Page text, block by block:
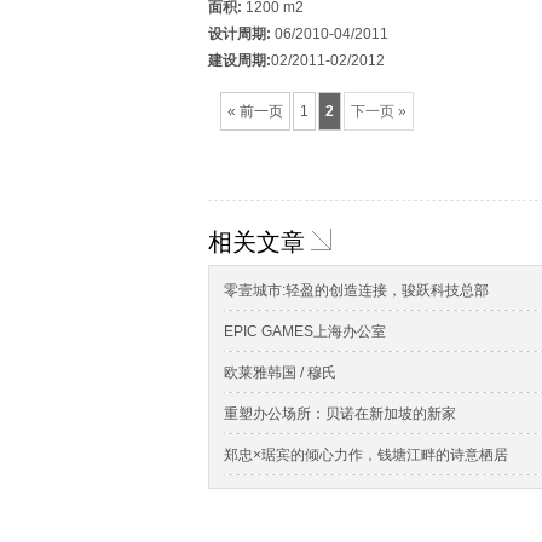
面积: 1200 m2
设计周期: 06/2010-04/2011
建设周期:02/2011-02/2012
« 前一页 1 2 下一页 »
相关文章
零壹城市:轻盈的创造连接，骏跃科技总部
EPIC GAMES上海办公室
欧莱雅韩国 / 穆氏
重塑办公场所：贝诺在新加坡的新家
郑忠×琚宾的倾心力作，钱塘江畔的诗意栖居